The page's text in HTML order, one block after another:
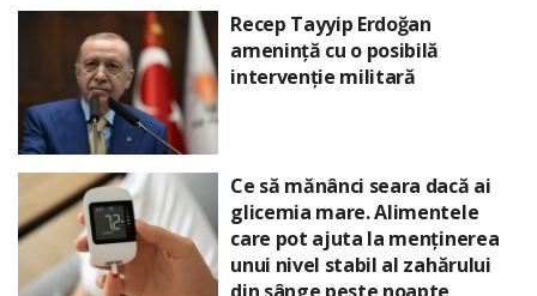
Recep Tayyip Erdoğan
amenință cu o posibilă
intervenție militară
Ce să mănânci seara dacă ai
glicemia mare. Alimentele
care pot ajuta la menținerea
unui nivel stabil al zahărului